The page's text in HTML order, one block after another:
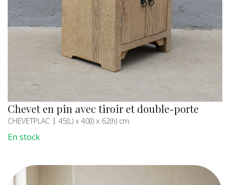
Chevet en pin avec tiroir et double-porte
CHEVETPLAC 45(L) x 40(l) x 62(h) cm
En stock